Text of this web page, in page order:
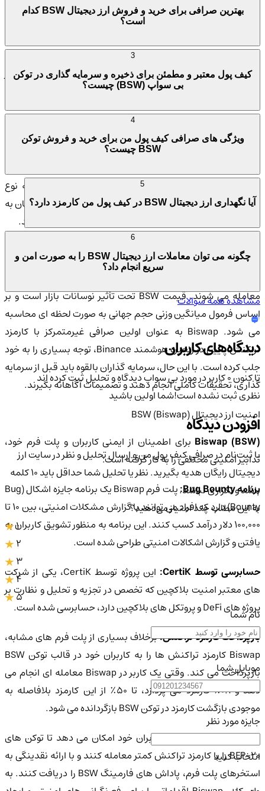
Biswap دارای بازاری برای خرید و فروش NFT
USDT، BUSD، و WBNB، NFT خریداری کنند. همچنین، این پلت
فرم میزبان قرعه کشی هایی است که کاربران در آن می توانند جوایز
IDO Launchpad:
بلاکچینی فراهم کرده که به این پروژه ها اجازه می دهد توکن های خود
را از طریق این پلت فرم عرضه کنند.
Biswap یک برنامه ارجاع منحصر به فرد با سه نوع
مختلف ارائه می دهد که کاربران می توانند از طریق دعوت دوستان به
عملکرد بازار و تجارت توکن BSW
معامله می شوند. قیمت BSW تحت تأثیر نوسانات بازار است و بر
اساس فرمول میانگین وزنی حجم جهانی به صورت لحظه ای محاسبه
می شود. Biswap به عنوان اولین صرافی غیرمتمرکز با کارمزد
تراکنش پایین در زنجیره هوشمند Binance، توجه بسیاری را به خود
جلب کرده است. با این حال، سرمایه گذاران بالقوه باید قبل از سرمایه
گذاری، تحقیقات کاملی انجام دهند و تصمیمات آگاهانه بگیرند.
امنیت ارز دیجیتال BSW (Biswap)
Biswap (BSW) برای اطمینان از ایمنی کاربران و پلت فرم خود،
تدابیر امنیتی مختلفی را به کار گرفته است:
برنامه Bug Bounty:
پلت فرم Biswap یک برنامه جایزه اشکال (Bug
Bounty) دارد که افراد می توانند با گزارش مشکلات امنیتی، بین ۱۰ تا
۱۰۰,۰۰۰ دلار درآمد کسب کنند. این برنامه به منظور تشویق کاربران به
یافتن و گزارش اشکالات امنیتی طراحی شده است.
حسابرسی توسط CertiK:
این پروژه توسط CertiK، یکی از شرکت
های معتبر امنیت بلاکچین که تخصص در تجزیه و تحلیل و نظارت بر
پروژه های DeFi و پروتکل های بلاکچین دارد، حسابرسی شده است.
بازپرداخت کارمزد تراکنش:برخلاف بسیاری از پلت فرم های مشابه،
Biswap کارمزد تراکنش ها را به کاربران خود در قالب توکن BSW
بازپرداخت می کند. وقتی یک کاربر در Biswap معامله ای انجام می
دهد و ۰.۱٪ کارمزد می پردازد، تا ۵۰٪ از این کارمزد بلافاصله به
موجودی بازگشت کارمزد در توکن BSW بازگردانده می شود.
علاوه بر این، Biswap به کاربران خود امکان می دهد تا توکن های
BEP-20 را با کارمزد تراکنش کمتر معامله کنند و با ارائه نقدینگی به
استخرهای پلت فرم، پاداش های فارمینگ BSW را دریافت کنند. به
بهترین صرافی برای خرید و فروش ارز دیجیتال BSW کدام
است؟
کیف پول معتبر و مطمئن برای ذخیره و سرمایه گذاری در توکن
بی سواپ (BSW) چیست؟
ویژگی های صرافی کیف پول من برای خرید و فروش توکن
BSW چیست؟
آیا نگهداری ارز دیجیتال BSW در کیف پول من کارمزد دارد؟
چگونه می توان معاملات ارز دیجیتال BSW را به صورت امن و
سریع انجام داد؟
مشاهده همه سوالات
دیدگاه‌های کاربران
تا کنون 0 کاربر در مورد بی سواپدیدگاه و تحلیل ثبت کرده اند
نظری ثبت نشده است!شما اولین باشید
افزودن دیدگاه
با ثبت‌نام در صرافی کیف پول من و ارسال تحلیل و نظر در سایت ارز
دیجیتال رایگان هدیه بگیرید. نظر یا تحلیل شما حداقل باید ۱۰ کلمه
باشد و تکراری نباشد.
به این مطلب چند امتیاز می‌دهید؟
1
3
4
5
نام شما
موبایل شما
جایزه مورد نظر
انتخاب کنید